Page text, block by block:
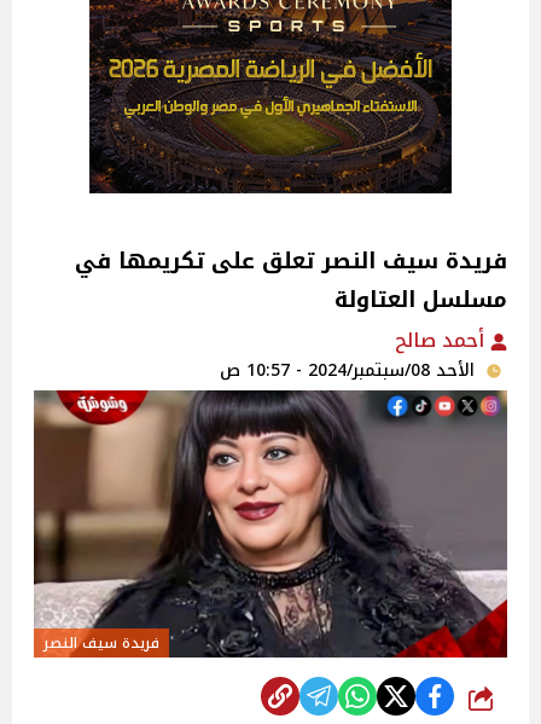
فريدة سيف النصر تعلق على تكريمها في
مسلسل العتاولة‎
أحمد صالح
الأحد 08/سبتمبر/2024 - 10:57 ص
فريدة سيف النصر
شارك